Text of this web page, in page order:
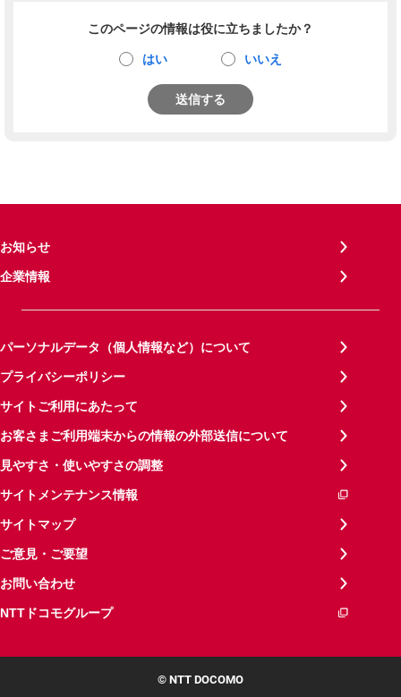
このページの情報は役に立ちましたか？
はい いいえ
送信する
お知らせ
企業情報
パーソナルデータ（個人情報など）について
プライバシーポリシー
サイトご利用にあたって
お客さまご利用端末からの情報の外部送信について
見やすさ・使いやすさの調整
サイトメンテナンス情報
サイトマップ
ご意見・ご要望
お問い合わせ
NTTドコモグループ
© NTT DOCOMO